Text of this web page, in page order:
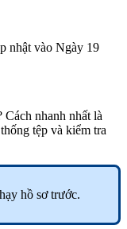
nhật vào Ngày 19
nhanh nhất là
tệp và kiểm tra
hồ sơ trước.